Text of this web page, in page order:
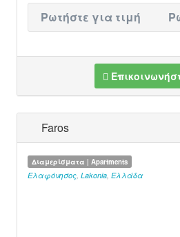
Ρωτήστε για τιμή
Faros
Διαμερίσματα | Apartments
Ελαφόνησος Lakonia Ελλάδα